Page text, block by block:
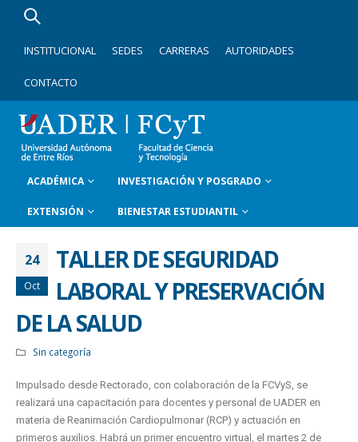
INSTITUCIONAL SEDES CARRERAS AUTORIDADES
CONTACTO
ACADÉMICA INVESTIGACIÓN Y POSGRADO
EXTENSIÓN BIENESTAR ESTUDIANTIL
24
Oct
TALLER DE SEGURIDAD
LABORAL Y PRESERVACIÓN
DE LA SALUD
Sin categoría
Impulsado desde Rectorado, con colaboración de la FCVyS, se
realizará una capacitación para docentes y personal de UADER en
materia de Reanimación Cardiopulmonar (RCP) y actuación en
primeros auxilios. Habrá un primer encuentro virtual, el martes 2 de